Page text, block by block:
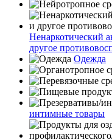
Ненаркотический
другое
Одежда
интимные товары